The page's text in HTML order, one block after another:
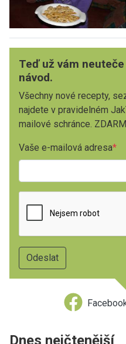
Teď už vám
návod.
Všechny nové recepty,
najdete v pravidelném
mailové schránce.
Vaše e-mailová adresa
Dnes nejčtenější